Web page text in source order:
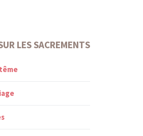
LES SACREMENTS